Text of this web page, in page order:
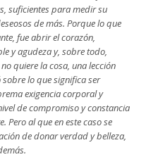
suficientes para medir su
de más. Porque lo que
fue abrir el corazón,
y agudeza y, sobre todo,
quiere la cosa, una lección
sobre lo que significa ser
exigencia corporal y
de compromiso y constancia
Pero al que en este caso se
de donar verdad y belleza,